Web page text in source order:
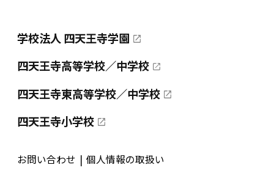
学校法人 四天王寺学園
四天王寺高等学校／中学校
四天王寺東高等学校／中学校
四天王寺小学校
お問い合わせ 個人情報の取扱い